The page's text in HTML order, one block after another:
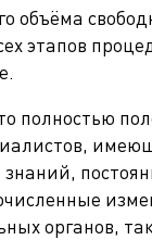
объёма
этапов
полностью
органов,